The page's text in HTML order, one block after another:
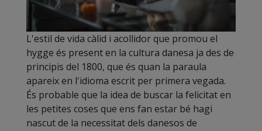
L'estil de vida càlid i acollidor que promou el
hygge és present en la cultura danesa ja des de
principis del 1800, que és quan la paraula
apareix en l'idioma escrit per primera vegada.
És probable que la idea de buscar la felicitat en
les petites coses que ens fan estar bé hagi
nascut de la necessitat dels danesos de